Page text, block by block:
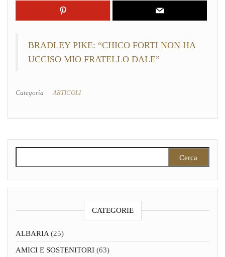
BRADLEY PIKE: “CHICO FORTI NON HA
UCCISO MIO FRATELLO DALE”
Categoria ARTICOLI
CATEGORIE
ALBARIA(25)
AMICI E SOSTENITORI (63)